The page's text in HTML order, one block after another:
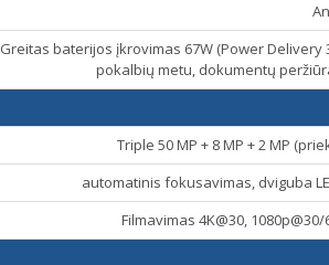
Greitas baterijos įkrovimas 67W (Power
pokalbių metu, dokumentų
Triple 50 MP + 8 MP + 2 MP
automatinis fokusavimas, dviguba
Filmavimas 4K@30,